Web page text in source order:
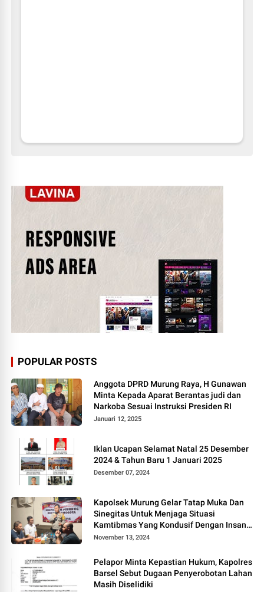
POPULAR POSTS
Anggota DPRD Murung Raya, H Gunawan
Minta Kepada Aparat Berantas judi dan
Narkoba Sesuai Instruksi Presiden RI
Januari 12, 2025
Iklan Ucapan Selamat Natal 25 Desember
2024 & Tahun Baru 1 Januari 2025
Desember 07, 2024
Kapolsek Murung Gelar Tatap Muka Dan
Sinegitas Untuk Menjaga Situasi
Kamtibmas Yang Kondusif Dengan Insan
Pers
November 13, 2024
Pelapor Minta Kepastian Hukum, Kapolres
Barsel Sebut Dugaan Penyerobotan Lahan
Masih Diselidiki